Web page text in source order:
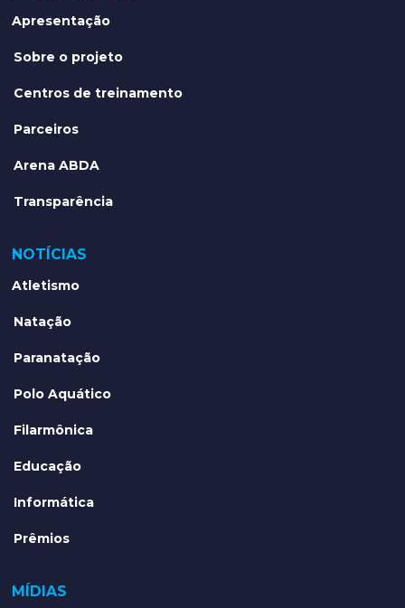
Apresentação
Sobre o projeto
Centros de treinamento
Parceiros
Arena ABDA
Transparência
NOTÍCIAS
Atletismo
Natação
Paranatação
Polo Aquático
Filarmônica
Educação
Informática
Prêmios
MÍDIAS